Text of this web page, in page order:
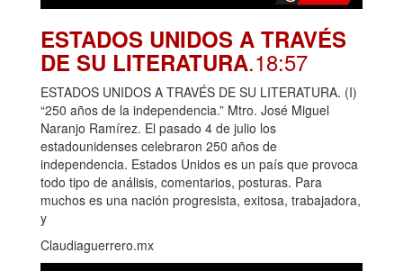
ESTADOS UNIDOS A TRAVÉS
DE SU LITERATURA.18:57
ESTADOS UNIDOS A TRAVÉS DE SU LITERATURA. (I)
“250 años de la independencia.” Mtro. José Miguel
Naranjo Ramírez. El pasado 4 de julio los
estadounidenses celebraron 250 años de
independencia. Estados Unidos es un país que provoca
todo tipo de análisis, comentarios, posturas. Para
muchos es una nación progresista, exitosa, trabajadora,
y
Claudiaguerrero.mx